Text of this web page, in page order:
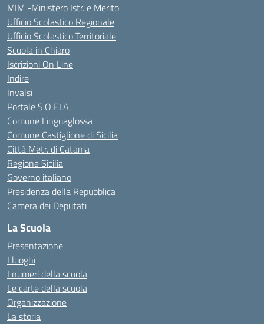
MIM -Ministero Istr. e Merito
Ufficio Scolastico Regionale
Ufficio Scolastico Territoriale
Scuola in Chiaro
Iscrizioni On Line
Indire
Invalsi
Portale S.O.F.I.A.
Comune Linguaglossa
Comune Castiglione di Sicilia
Città Metr. di Catania
Regione Sicilia
Governo italiano
Presidenza della Repubblica
Camera dei Deputati
La Scuola
Presentazione
I luoghi
I numeri della scuola
Le carte della scuola
Organizzazione
La storia